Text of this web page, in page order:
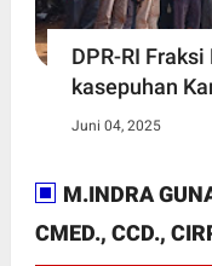
DPR-RI
kasepuhan
Juni 04, 2025
M.INDRA
CMED., CCD.,